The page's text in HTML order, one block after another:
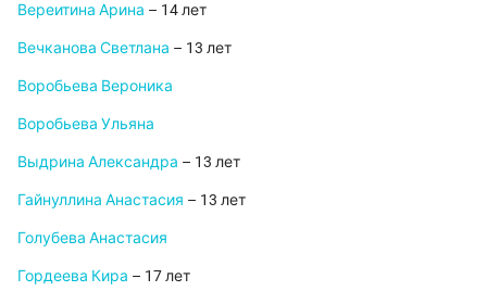
Вереитина Арина – 14 лет
Вечканова Светлана – 13 лет
Воробьева Вероника
Воробьева Ульяна
Выдрина Александра – 13 лет
Гайнуллина Анастасия – 13 лет
Голубева Анастасия
Гордеева Кира – 17 лет